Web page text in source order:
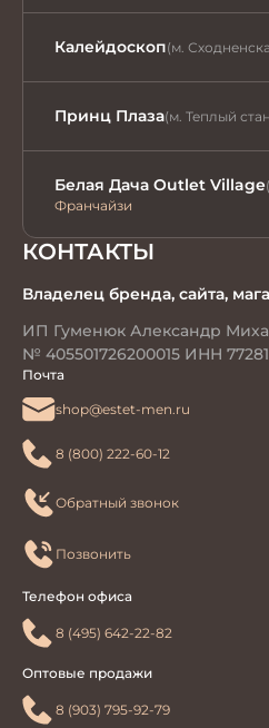
КОНТАКТЫ
Владелец бренда, сайта,
ИП Гуменюк Александр
№ 405501726200015 ИНН
Почта
shop@estet-men.ru
8 (800) 222-60-12
Обратный звонок
Позвонить
Телефон офиса
8 (495) 642-22-82
Оптовые продажи
8 (903) 795-92-79
Калейдоскоп(м.
Принц Плаза(м. Теплый
Белая Дача Outlet Village
Франчайзи